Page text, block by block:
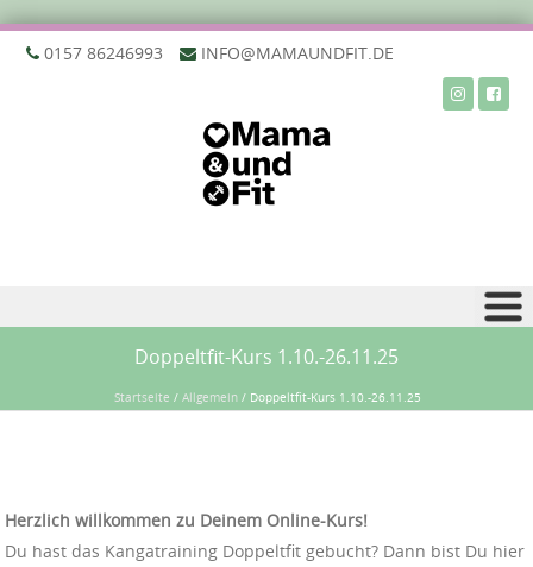
‭0157 86246993‬ INFO@MAMAUNDFIT.DE
Doppeltfit-Kurs 1.10.-26.11.25
Startseite / Allgemein/ Doppeltfit-Kurs 1.10.-26.11.25
Herzlich willkommen zu Deinem Online-Kurs!
Du hast das Kangatraining Doppeltfit gebucht? Dann bist Du hier